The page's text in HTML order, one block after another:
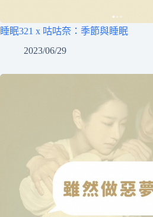
睡眠321 x 咕咕奈：季節與睡眠
2023/06/29